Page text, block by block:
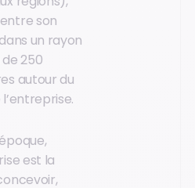
son
un rayon
250
autour du
est la